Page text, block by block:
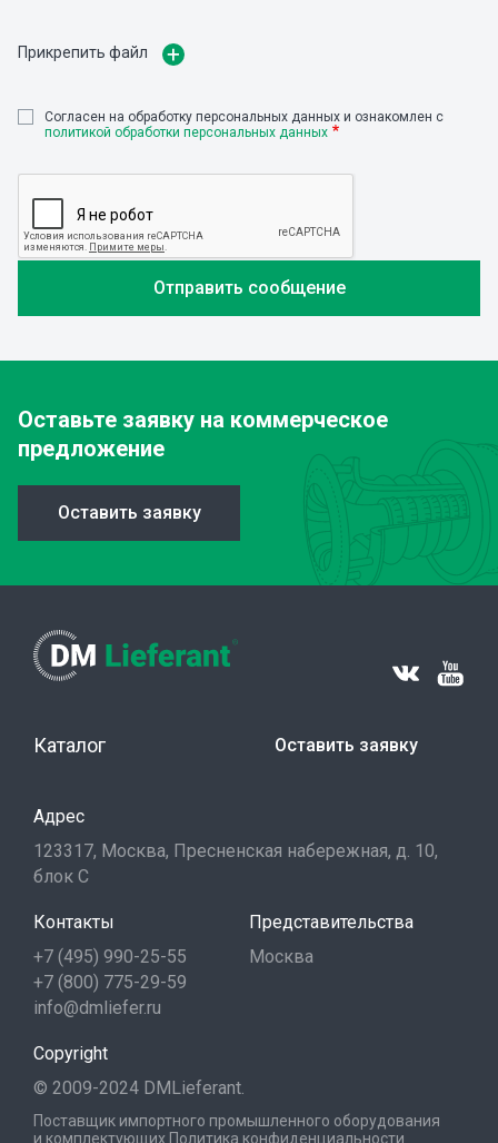
Прикрепить файл
Cогласен на обработку персональных данных и ознакомлен с
политикой обработки персональных данных
Оставьте заявку на коммерческое
предложение
Оставить заявку
Каталог Оставить заявку
Адрес
123317, Москва, Пресненская набережная, д. 10,
блок С
Контакты
+7 (495) 990-25-55
+7 (800) 775-29-59
info@dmliefer.ru
Представительства
Москва
Copyright
© 2009-2024 DMLieferant.
Поставщик импортного промышленного оборудования
и комплектующих Политика конфиденциальности